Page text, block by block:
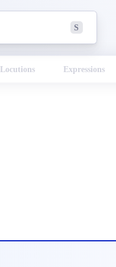
S
Locutions Expressions